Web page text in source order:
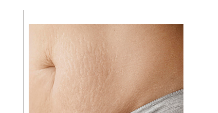
TUDO SOBRE CLITOROPLASTIA
TUDO SOBRE NINFOPLASTIA
GUIA DA CIRURGIA ÍNTÍMA